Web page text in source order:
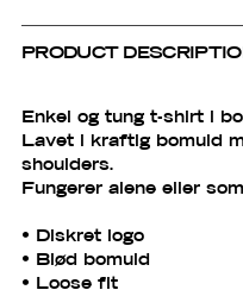
your
PRODUCT
Enkel og tung t-shirt i
Lavet i kraftig bomuld
shoulders.
Fungerer alene eller
• Diskret logo
• Blød bomuld
• Loose fit